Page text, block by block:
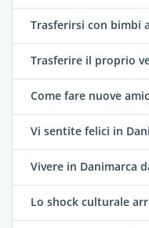
Trasferirsi con bimbi
Trasferire il proprio
Come fare nuove
Vi sentite felici in
Vivere in Danimarca
Lo shock culturale